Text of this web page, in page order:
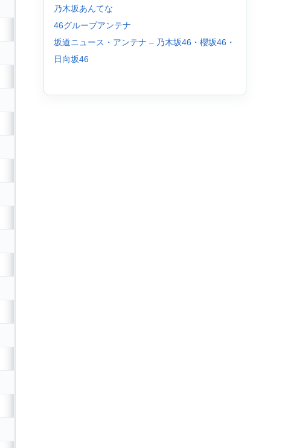
乃木坂あんてな
46グループアンテナ
坂道ニュース・アンテナ – 乃木坂46・櫻坂46・
日向坂46